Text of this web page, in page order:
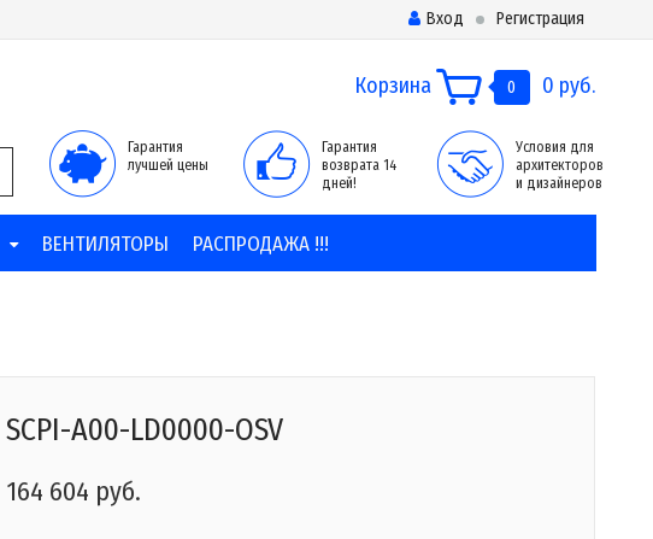
Вход Регистрация
Корзина 0 0 руб.
Гарантия
лучшей цены
Гарантия
возврата 14
дней!
Условия для
архитекторов
и дизайнеров
ВЕНТИЛЯТОРЫ РАСПРОДАЖА !!!
SCPI-A00-LD0000-OSV
164 604 руб.